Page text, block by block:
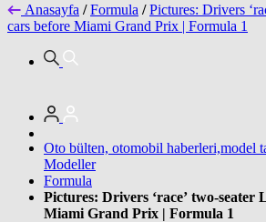
Anasayfa / Formula / Pictures: Drivers
cars before Miami Grand Prix | Formula 1
Oto bülten, otomobil haberleri,model
Modeller
Formula
Pictures: Drivers ‘race’ two-seater
Miami Grand Prix | Formula 1